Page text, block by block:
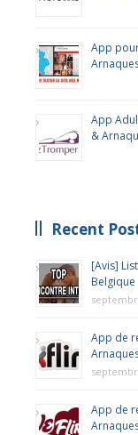
App
App
&
Recent
[Avis]
Belgique
App de
App de